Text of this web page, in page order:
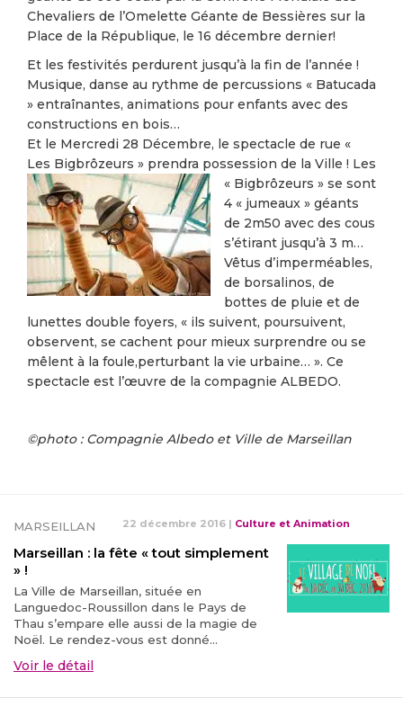
Chevaliers de l’Omelette Géante de Bessières sur la
Place de la République, le 16 décembre dernier!
Et les festivités perdurent jusqu’à la fin de l’année !
Musique, danse au rythme de percussions « Batucada
» entraînantes, animations pour enfants avec des
constructions en bois…
Et le Mercredi 28 Décembre, le spectacle de rue «
Les Bigbrôzeurs » prendra possession de la Ville ! Les
« Bigbrôzeurs » se sont
4 « jumeaux » géants
de 2m50 avec des cous
s’étirant jusqu’à 3 m…
Vêtus d’imperméables,
de borsalinos, de
bottes de pluie et de
lunettes double foyers, « ils suivent, poursuivent,
observent, se cachent pour mieux surprendre ou se
mêlent à la foule,perturbant la vie urbaine… ». Ce
spectacle est l’œuvre de la compagnie ALBEDO.
©photo : Compagnie Albedo et Ville de Marseillan
MARSEILLAN 22 décembre 2016 | Culture et Animation
Marseillan : la fête « tout simplement
» !
La Ville de Marseillan, située en
Languedoc-Roussillon dans le Pays de
Thau s’empare elle aussi de la magie de
Noël. Le rendez-vous est donné...
Voir le détail